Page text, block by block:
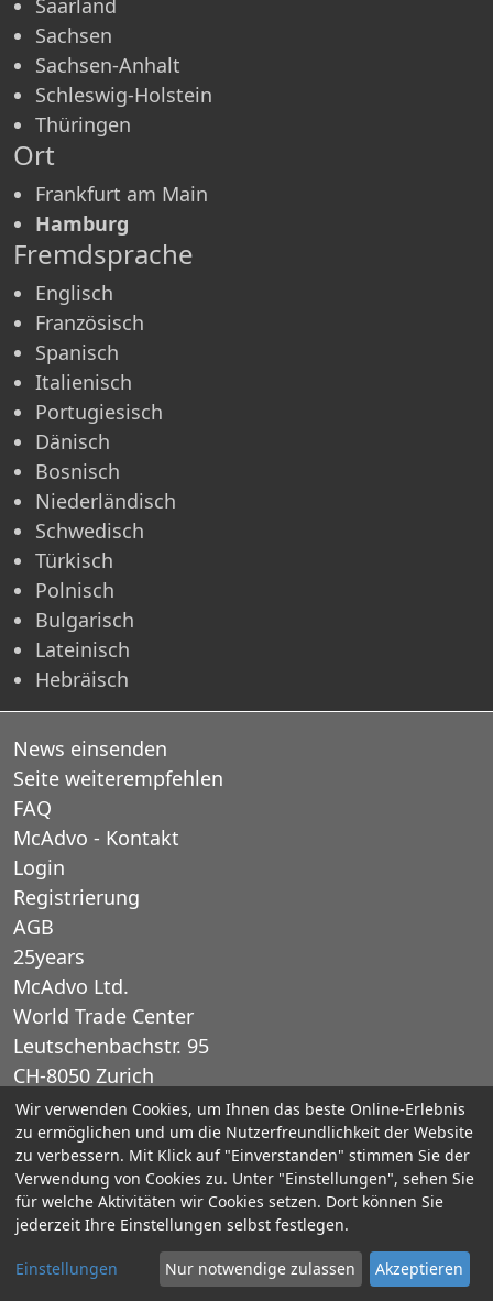
Saarland
Sachsen
Sachsen-Anhalt
Schleswig-Holstein
Thüringen
Ort
Frankfurt am Main
Hamburg
Fremdsprache
Englisch
Französisch
Spanisch
Italienisch
Portugiesisch
Dänisch
Bosnisch
Niederländisch
Schwedisch
Türkisch
Polnisch
Bulgarisch
Lateinisch
Hebräisch
News einsenden
Seite weiterempfehlen
FAQ
McAdvo - Kontakt
Login
Registrierung
AGB
25years
McAdvo Ltd.
World Trade Center
Leutschenbachstr. 95
CH-8050 Zurich
Schweiz
E-Mail: office@mcadvo.com
© 2005-2025 McAdvo Ltd.
Datenschutz
Barrierefreiheit
Kontaktieren Sie uns
Wir verwenden Cookies, um Ihnen das beste Online-Erlebnis
zu ermöglichen und um die Nutzerfreundlichkeit der Website
zu verbessern. Mit Klick auf "Einverstanden" stimmen Sie der
Verwendung von Cookies zu. Unter "Einstellungen", sehen Sie
für welche Aktivitäten wir Cookies setzen. Dort können Sie
jederzeit Ihre Einstellungen selbst festlegen.
Einstellungen Nur notwendige zulassen Akzeptieren